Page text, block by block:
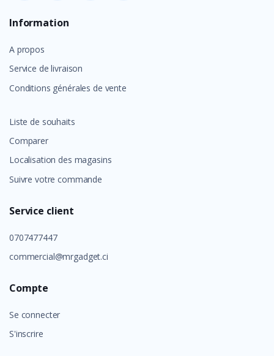
Information
A propos
Service de livraison
Conditions générales de vente
Liste de souhaits
Comparer
Localisation des magasins
Suivre votre commande
Service client
0707477447
commercial@mrgadget.ci
Compte
Se connecter
S'inscrire